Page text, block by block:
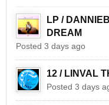
LP /
DREAM
Posted 3 days ago
12 / LINVAL
Posted 3 days